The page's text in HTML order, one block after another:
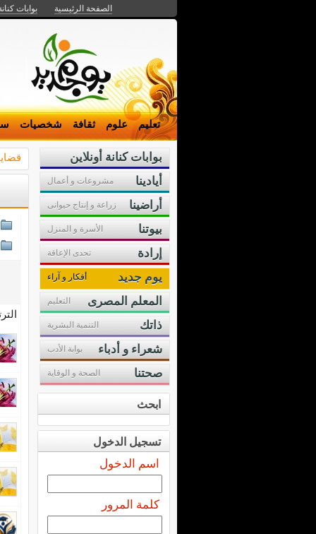
الصفحة الرئيسية بوابات
تعليم علوم ثقافة شخصيات
بوابات كنانة أونلاين
أيادينا
مشروعات و أعمال
أراضينا زراعة و إنتاج حيوانى
بيوتنا الأسرة و المنزل
إرادة تحدى الإعاقة
يوم جديد أفكار و آراء
المعلم المصرى التعليم
ذاتك التنمية البشرية
شعراء و أدباء بوابة الأدب
صحتنا الصحة و الوقاية
ابحث
تسجيل الدخول
اسم الدخول
كلمة المرور